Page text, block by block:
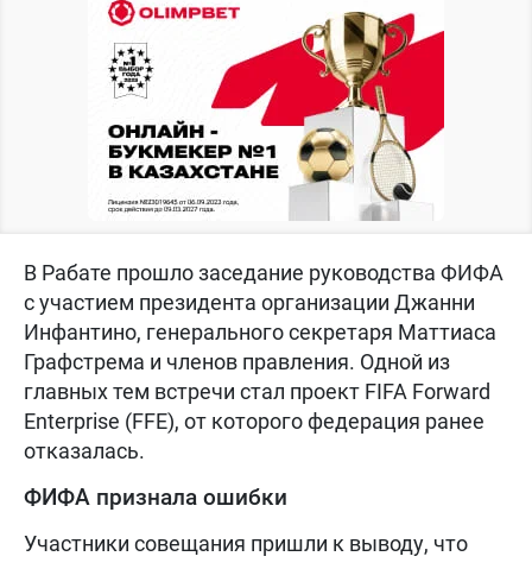
В Рабате прошло заседание руководства ФИФА
с участием президента организации Джанни
Инфантино, генерального секретаря Маттиаса
Графстрема и членов правления. Одной из
главных тем встречи стал проект FIFA Forward
Enterprise (FFE), от которого федерация ранее
отказалась.
ФИФА признала ошибки
Участники совещания пришли к выводу, что